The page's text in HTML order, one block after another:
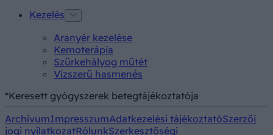
Kezelés
Aranyér kezelése
Kemoterápia
Szürkehályog műtét
Vízszerű hasmenés
*Keresett gyógyszerek betegtájékoztatója
ArchívumImpresszumAdatkezelési tájékoztatóSzerzői
jogi nyilatkozatRólunkSzerkesztőségi